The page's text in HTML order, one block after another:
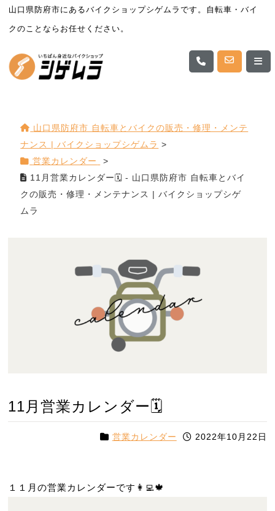
山口県防府市にあるバイクショップシゲムラです。自転車・バイ
クのことならお任せください。
山口県防府市 自転車とバイクの販売・修理・メンテ
ナンス | バイクショップシゲムラ >
営業カレンダー
>
11月営業カレンダー🗓 - 山口県防府市 自転車とバイ
クの販売・修理・メンテナンス | バイクショップシゲ
ムラ
11月営業カレンダー🗓
2022年10月22日
営業カレンダー
１１月の営業カレンダーです👩‍💻🍁